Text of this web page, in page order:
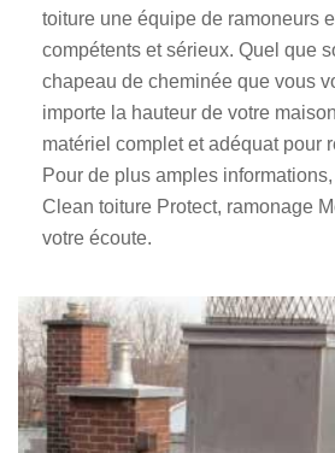
toiture une équipe de ramoneurs
compétents et sérieux. Quel que
chapeau de cheminée que vous
importe la hauteur de votre
matériel complet et adéquat pour
Pour de plus amples
Clean toiture Protect, ramonage
votre écoute.